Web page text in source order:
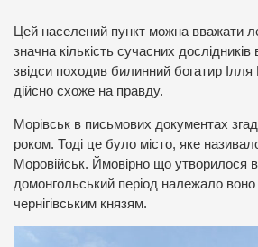
Цей населений пункт можна вважати
значна кількість сучасних
звідси походив билинний богатир
дійсно схоже на правду.
Морівськ в письмових документах
роком. Тоді це було місто, яке
Моровійськ. Ймовірно що утворилося
домонгольський період належало воно
чернігівським князям.